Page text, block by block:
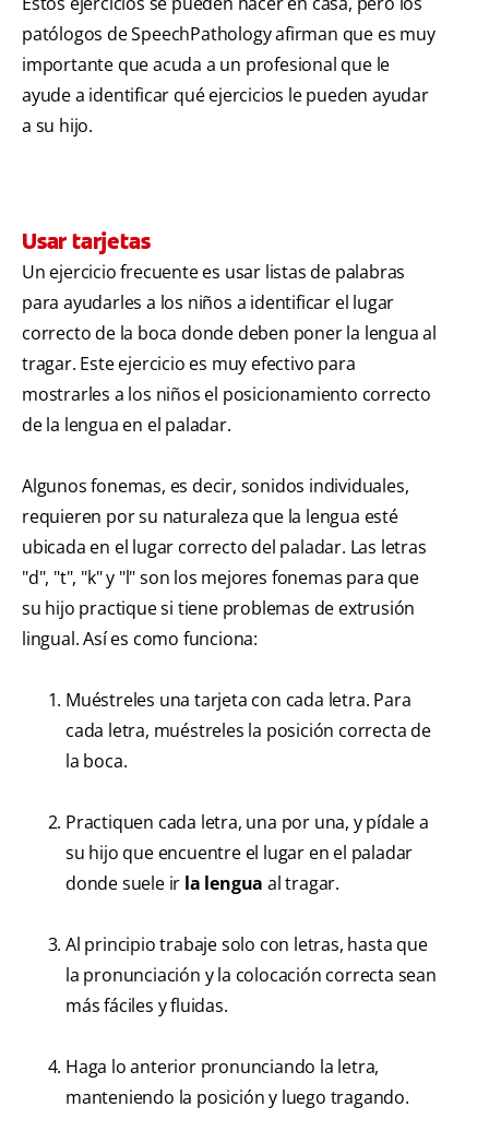
patólogos de SpeechPathology afirman que es muy
importante que acuda a un profesional que le
ayude a identificar qué ejercicios le pueden ayudar
a su hijo.
Usar tarjetas
Un ejercicio frecuente es usar listas de palabras
para ayudarles a los niños a identificar el lugar
correcto de la boca donde deben poner la lengua al
tragar. Este ejercicio es muy efectivo para
mostrarles a los niños el posicionamiento correcto
de la lengua en el paladar.
Algunos fonemas, es decir, sonidos individuales,
requieren por su naturaleza que la lengua esté
ubicada en el lugar correcto del paladar. Las letras
"d", "t", "k" y "l" son los mejores fonemas para que
su hijo practique si tiene problemas de extrusión
lingual. Así es como funciona:
Muéstreles una tarjeta con cada letra. Para
cada letra, muéstreles la posición correcta de
la boca.
Practiquen cada letra, una por una, y pídale a
su hijo que encuentre el lugar en el paladar
donde suele ir la lengua al tragar.
Al principio trabaje solo con letras, hasta que
la pronunciación y la colocación correcta sean
más fáciles y fluidas.
Haga lo anterior pronunciando la letra,
manteniendo la posición y luego tragando.